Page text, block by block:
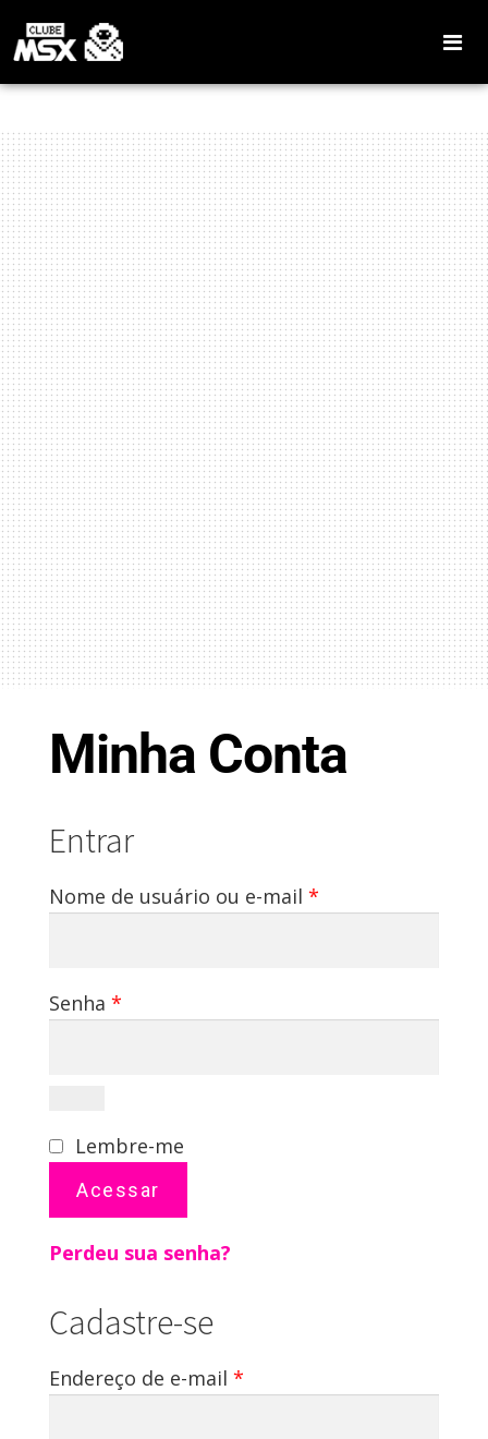
Minha Conta
Entrar
Nome de usuário ou e-mail *Obrigatório
Senha *Obrigatório
Lembre-me
Acessar
Perdeu sua senha?
Cadastre-se
Endereço de e-mail *Obrigatório